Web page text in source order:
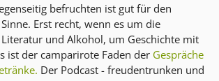
befruchten ist gut für den
Erst recht, wenn es um die
und Alkohol, um Geschichte mit
ist der camparirote Faden der Gespräche
Der Podcast - freudentrunken und